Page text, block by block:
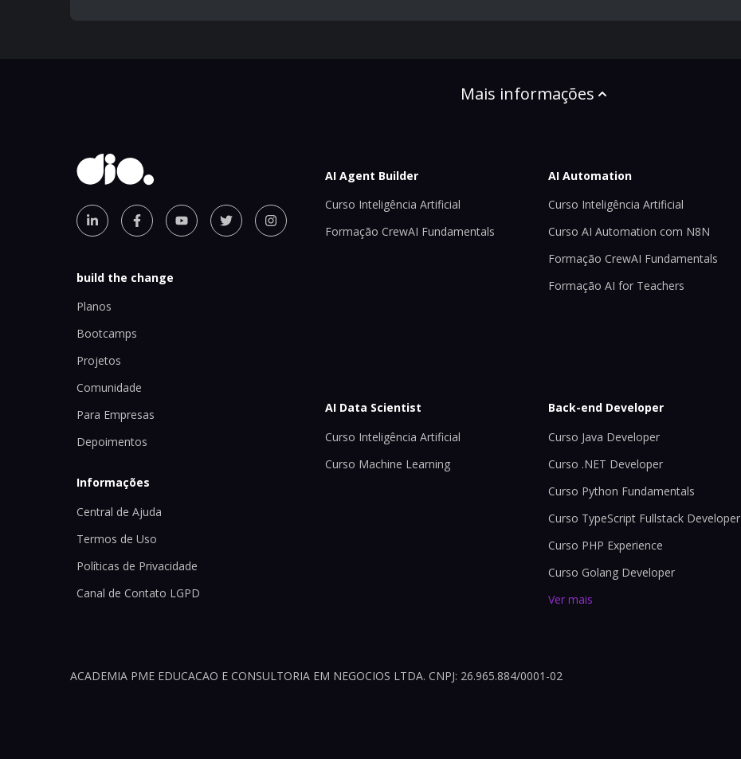
Mais informações
build the change
Planos
Bootcamps
Projetos
Comunidade
Para Empresas
Depoimentos
Informações
Central de Ajuda
Termos de Uso
Políticas de Privacidade
Canal de Contato LGPD
AI Agent Builder
Curso Inteligência Artificial
Formação CrewAI Fundamentals
AI Automation
Curso Inteligência Artificial
Curso AI Automation com N8N
Formação CrewAI Fundamentals
Formação AI for Teachers
AI Data Scientist
Curso Inteligência Artificial
Curso Machine Learning
Back-end Developer
Curso Java Developer
Curso .NET Developer
Curso Python Fundamentals
Curso TypeScript Fullstack Developer
Curso PHP Experience
Curso Golang Developer
Ver mais
ACADEMIA PME EDUCACAO E CONSULTORIA EM NEGOCIOS LTDA. CNPJ: 26.965.884/0001-02